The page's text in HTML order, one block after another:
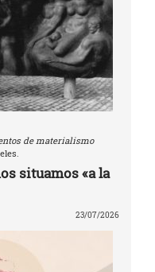
de materialismo
situamos «a la
23/07/2026